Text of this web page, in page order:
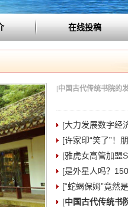
在线投稿
[中国古代传统书院的发展
[大力发展数字经
[许家印“笑了”！
[雅虎女高管加盟
[是外星人吗？
[“蛇蝎保姆”竟然
[中国古代传统书